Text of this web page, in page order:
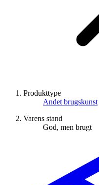
Produkttype
Andet brugskunst
Varens stand
God, men brugt